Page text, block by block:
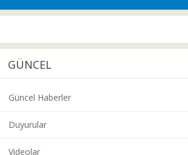
GÜNCEL
Güncel Haberler
Duyurular
Videolar